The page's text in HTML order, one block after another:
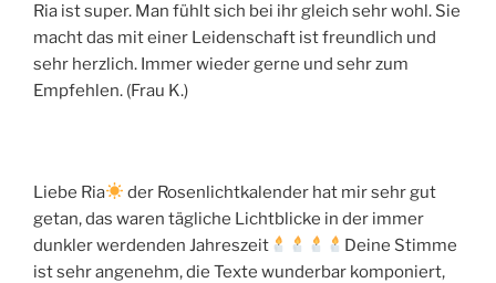
Ria ist super. Man fühlt sich bei ihr gleich sehr wohl. Sie
macht das mit einer Leidenschaft ist freundlich und
sehr herzlich. Immer wieder gerne und sehr zum
Empfehlen. (Frau K.)
Liebe Ria
der Rosenlichtkalender hat mir sehr gut
getan, das waren tägliche Lichtblicke in der immer
dunkler werdenden Jahreszeit
Deine Stimme
ist sehr angenehm, die Texte wunderbar komponiert,